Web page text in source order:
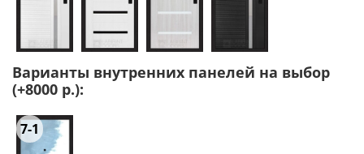
Варианты внутренних панелей на выбор
(+8000 р.):
7-1